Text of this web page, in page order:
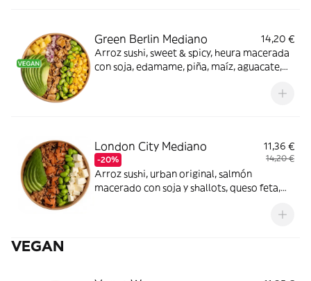
Green Berlin Mediano
14,20 €
Arroz sushi, sweet & spicy, heura macerada
con soja, edamame, piña, maíz, aguacate,
London City Mediano
-20%
11,36 €
14,20 €
Arroz sushi, urban original, salmón
macerado con soja y shallots, queso feta,
VEGAN